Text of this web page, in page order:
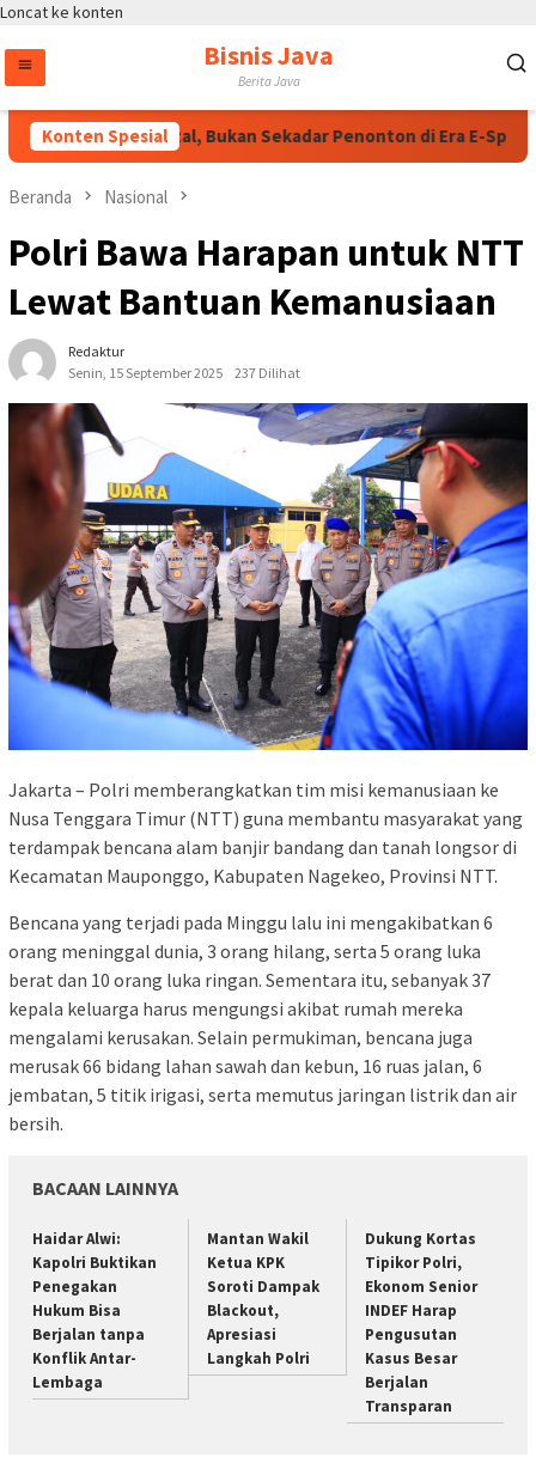
Loncat ke konten
Bisnis Java
Berita Java
Konten Spesial
Talenta Digital, Bukan Sekadar Penonton di Era E-Sports
Beranda Nasional
Polri Bawa Harapan untuk NTT
Lewat Bantuan Kemanusiaan
Redaktur
Senin, 15 September 2025
237 Dilihat
Jakarta – Polri memberangkatkan tim misi kemanusiaan ke
Nusa Tenggara Timur (NTT) guna membantu masyarakat yang
terdampak bencana alam banjir bandang dan tanah longsor di
Kecamatan Mauponggo, Kabupaten Nagekeo, Provinsi NTT.
Bencana yang terjadi pada Minggu lalu ini mengakibatkan 6
orang meninggal dunia, 3 orang hilang, serta 5 orang luka
berat dan 10 orang luka ringan. Sementara itu, sebanyak 37
kepala keluarga harus mengungsi akibat rumah mereka
mengalami kerusakan. Selain permukiman, bencana juga
merusak 66 bidang lahan sawah dan kebun, 16 ruas jalan, 6
jembatan, 5 titik irigasi, serta memutus jaringan listrik dan air
bersih.
BACAAN LAINNYA
Haidar Alwi:
Kapolri Buktikan
Penegakan
Hukum Bisa
Berjalan tanpa
Konflik Antar-
Lembaga
Mantan Wakil
Ketua KPK
Soroti Dampak
Blackout,
Apresiasi
Langkah Polri
Dukung Kortas
Tipikor Polri,
Ekonom Senior
INDEF Harap
Pengusutan
Kasus Besar
Berjalan
Transparan